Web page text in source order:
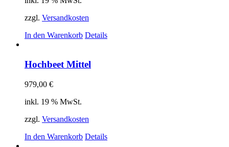
zzgl. Versandkosten
In den Warenkorb Details
Hochbeet Mittel
979,00 €
inkl. 19 % MwSt.
zzgl. Versandkosten
In den Warenkorb Details